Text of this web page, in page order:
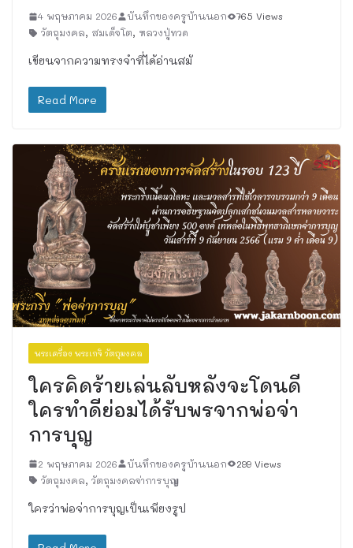
4 พฤษภาคม 2026 บันทึกของครูบ้านนอก
765 Views
วัตถุมงคล, สมเด็จโต, หลวงปู่ทวด
เขียนจากความทรงจำที่ได้อ่านสมั
Read More
พระเครื่อง พระเกจิ วัตถุมงคล
ใครคิดร้ายเล่นลับหลังจะโดนดี
ใครทำดีย่อมได้รับพรจากพ่อจ่า
การบุญ
2 พฤษภาคม 2026 บันทึกของครูบ้านนอก
299 Views
วัตถุมงคล, วัตถุมงคลจ่าการบุญ
ใครว่าพ่อจ่าการบุญเป็นเพียงรูป